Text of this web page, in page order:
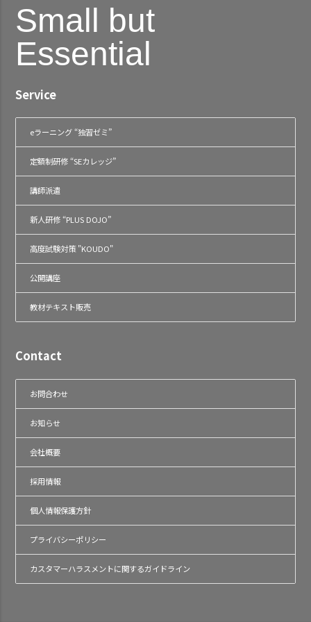
Small but
Essential
Service
eラーニング “独習ゼミ”
定額制研修 “SEカレッジ”
講師派遣
新人研修 “PLUS DOJO”
高度試験対策 "KOUDO"
公開講座
教材テキスト販売
Contact
お問合わせ
お知らせ
会社概要
採用情報
個人情報保護方針
プライバシーポリシー
カスタマーハラスメントに関するガイドライン